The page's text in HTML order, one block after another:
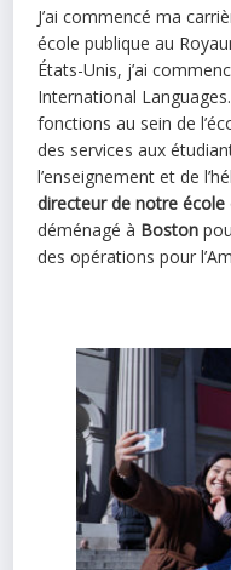
J’ai commencé ma
école publique au
États-Unis, j’ai
International
fonctions au sein de
des services aux
l’enseignement et de
directeur de notre école
déménagé à Boston
des opérations pour